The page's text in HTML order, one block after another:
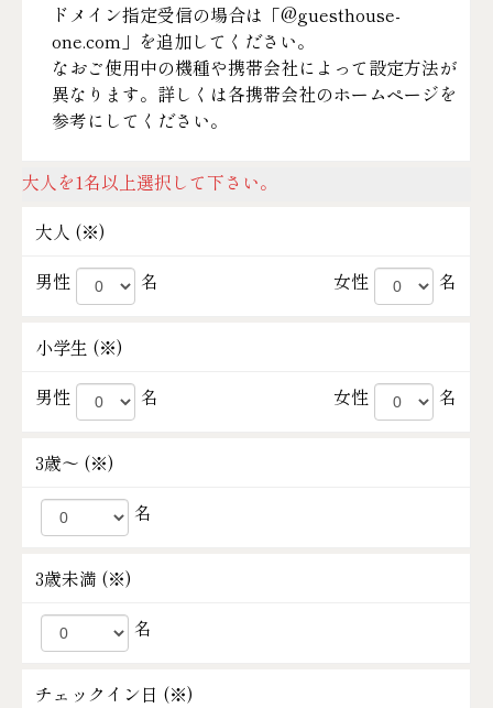
ドメイン指定受信の場合は「@guesthouse-
one.com」を追加してください。
なおご使用中の機種や携帯会社によって設定方法が
異なります。詳しくは各携帯会社のホームページを
参考にしてください。
大人を1名以上選択して下さい。
大人 (※)
男性
名 女性 名
小学生 (※)
男性
名 女性 名
3歳～ (※)
名
3歳未満 (※)
名
チェックイン日 (※)